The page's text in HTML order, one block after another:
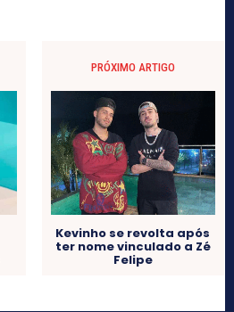
PRÓXIMO ARTIGO
Kevinho se revolta após
ter nome vinculado a Zé
Felipe